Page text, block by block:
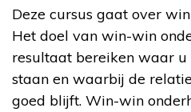
Deze cursus gaat over
Het doel van win-win
resultaat bereiken waar
staan en waarbij de
goed blijft. Win-win